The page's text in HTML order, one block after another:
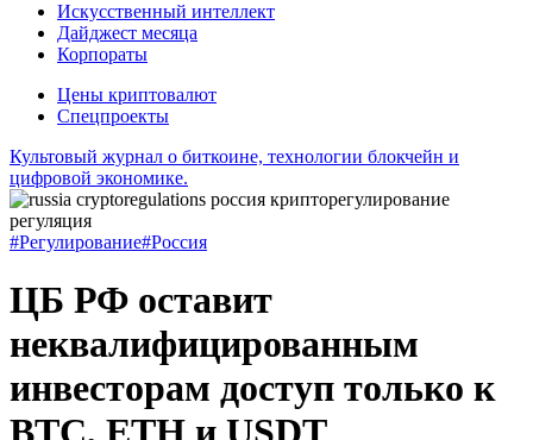
Искусственный интеллект
Дайджест месяца
Корпораты
Цены криптовалют
Спецпроекты
Культовый журнал о биткоине, технологии блокчейн и
цифровой экономике.
#Регулирование#Россия
ЦБ РФ оставит
неквалифицированным
инвесторам доступ только к